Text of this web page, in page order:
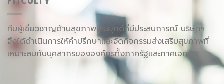
ทีมผู้เชี่ยวชาญด้านสุขภาพประยุกต์ที่มีประสบการณ์ บริษัทฯ
จึงได้ดำเนินการให้คำปรึกษาและจัดกิจกรรมส่งเสริมสุขภาพที่
เหมาะสมกับบุคลากรขององค์กรทั้งภาครัฐและภาคเอกชน